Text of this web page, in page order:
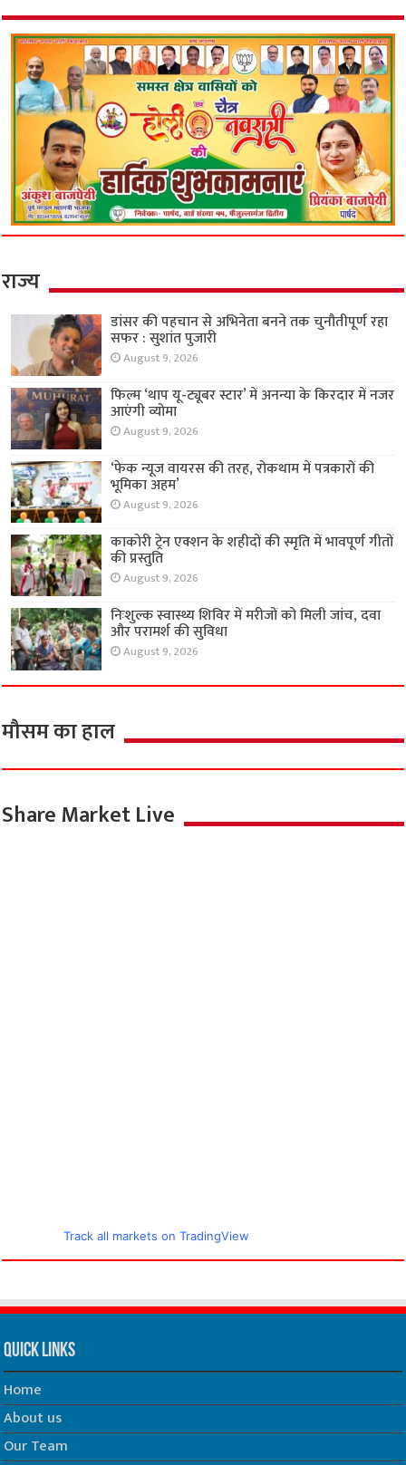
राज्य
डांसर की पहचान से अभिनेता बनने तक चुनौतीपूर्ण रहा
सफर : सुशांत पुजारी
August 9, 2026
फिल्म ‘थाप यू-ट्यूबर स्टार’ में अनन्या के किरदार में नजर
आएंगी व्योमा
August 9, 2026
‘फेक न्यूज वायरस की तरह, रोकथाम में पत्रकारों की
भूमिका अहम’
August 9, 2026
काकोरी ट्रेन एक्शन के शहीदों की स्मृति में भावपूर्ण गीतों
की प्रस्तुति
August 9, 2026
निःशुल्क स्वास्थ्य शिविर में मरीजों को मिली जांच, दवा
और परामर्श की सुविधा
August 9, 2026
मौसम का हाल
Share Market Live
Track all markets on TradingView
Quick Links
Home
About us
Our Team